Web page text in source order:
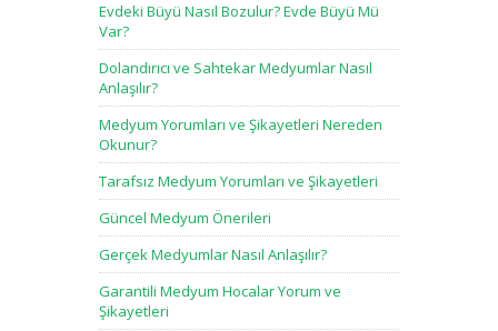
Evdeki Büyü Nasıl Bozulur? Evde Büyü Mü
Var?
Dolandırıcı ve Sahtekar Medyumlar Nasıl
Anlaşılır?
Medyum Yorumları ve Şikayetleri Nereden
Okunur?
Tarafsız Medyum Yorumları ve Şikayetleri
Güncel Medyum Önerileri
Gerçek Medyumlar Nasıl Anlaşılır?
Garantili Medyum Hocalar Yorum ve
Şikayetleri